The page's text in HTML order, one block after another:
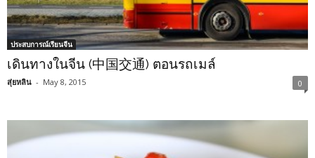
ประสบการณ์เรียนจีน
เดินทางในจีน (中国交通) ตอนรถเมล์
สุ่ยหลิน - May 8, 2015 0